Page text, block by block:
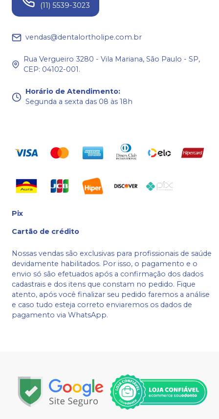
(11) 5539-3023
vendas@dentalortholipe.com.br
Rua Vergueiro 3280 - Vila Mariana, São Paulo - SP,
CEP: 04102-001.
Horário de Atendimento:
Segunda a sexta das 08 às 18h
Pix
Cartão de crédito
Nossas vendas são exclusivas para profissionais de saúde
devidamente habilitados. Por isso, o pagamento e o
envio só são efetuados após a confirmação dos dados
cadastrais e dos itens que constam no pedido. Fique
atento, após você finalizar seu pedido faremos a análise
e caso tudo esteja correto enviaremos os dados de
pagamento via WhatsApp.